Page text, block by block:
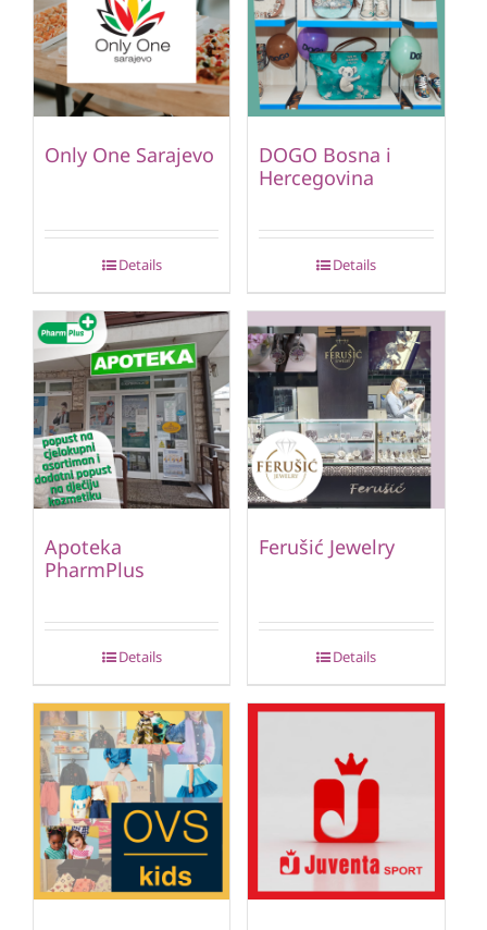
Only One Sarajevo
Details
DOGO Bosna i
Hercegovina
Details
Apoteka
PharmPlus
Details
Ferušić Jewelry
Details